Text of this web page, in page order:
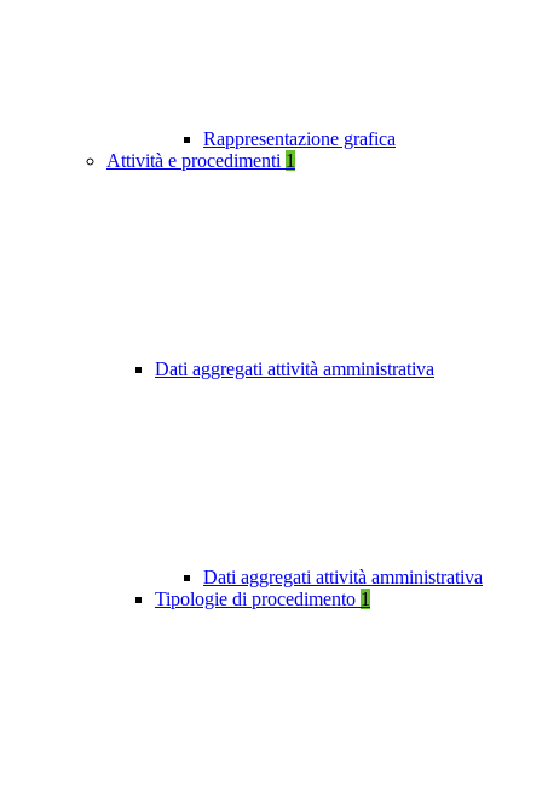
Rappresentazione grafica
Attività e procedimenti 1
Dati aggregati attività amministrativa
Dati aggregati attività amministrativa
Tipologie di procedimento 1